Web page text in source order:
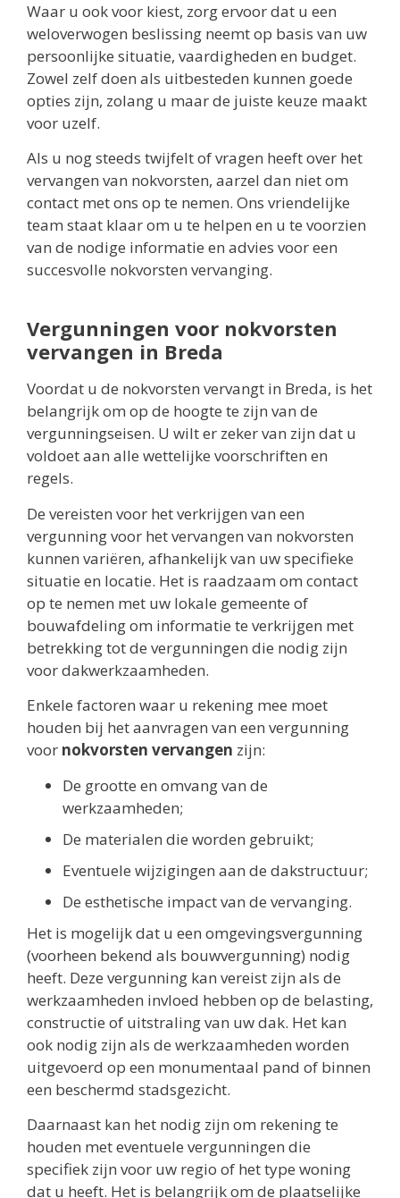
Waar u ook voor kiest, zorg ervoor dat u een
weloverwogen beslissing neemt op basis van uw
persoonlijke situatie, vaardigheden en budget.
Zowel zelf doen als uitbesteden kunnen goede
opties zijn, zolang u maar de juiste keuze maakt
voor uzelf.
Als u nog steeds twijfelt of vragen heeft over het
vervangen van nokvorsten, aarzel dan niet om
contact met ons op te nemen. Ons vriendelijke
team staat klaar om u te helpen en u te voorzien
van de nodige informatie en advies voor een
succesvolle nokvorsten vervanging.
Vergunningen voor nokvorsten
vervangen in Breda
Voordat u de nokvorsten vervangt in Breda, is het
belangrijk om op de hoogte te zijn van de
vergunningseisen. U wilt er zeker van zijn dat u
voldoet aan alle wettelijke voorschriften en
regels.
De vereisten voor het verkrijgen van een
vergunning voor het vervangen van nokvorsten
kunnen variëren, afhankelijk van uw specifieke
situatie en locatie. Het is raadzaam om contact
op te nemen met uw lokale gemeente of
bouwafdeling om informatie te verkrijgen met
betrekking tot de vergunningen die nodig zijn
voor dakwerkzaamheden.
Enkele factoren waar u rekening mee moet
houden bij het aanvragen van een vergunning
voor nokvorsten vervangen zijn:
De grootte en omvang van de
werkzaamheden;
De materialen die worden gebruikt;
Eventuele wijzigingen aan de dakstructuur;
De esthetische impact van de vervanging.
Het is mogelijk dat u een omgevingsvergunning
(voorheen bekend als bouwvergunning) nodig
heeft. Deze vergunning kan vereist zijn als de
werkzaamheden invloed hebben op de belasting,
constructie of uitstraling van uw dak. Het kan
ook nodig zijn als de werkzaamheden worden
uitgevoerd op een monumentaal pand of binnen
een beschermd stadsgezicht.
Daarnaast kan het nodig zijn om rekening te
houden met eventuele vergunningen die
specifiek zijn voor uw regio of het type woning
dat u heeft. Het is belangrijk om de plaatselijke